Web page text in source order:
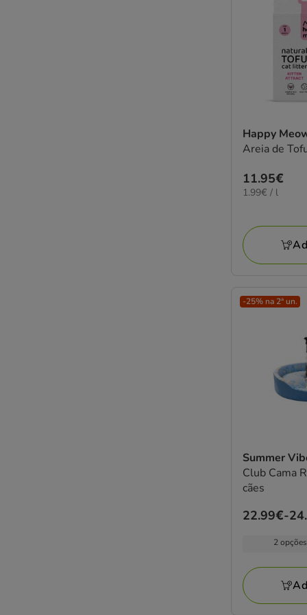
Happy
Areia de
Preço
11.95€
11.95€
1.99€
1.99€ / l
-25% na 2ª un.
Summer
Club Cama
cães
Preço
22.99€
24.99€
22.99€-
2